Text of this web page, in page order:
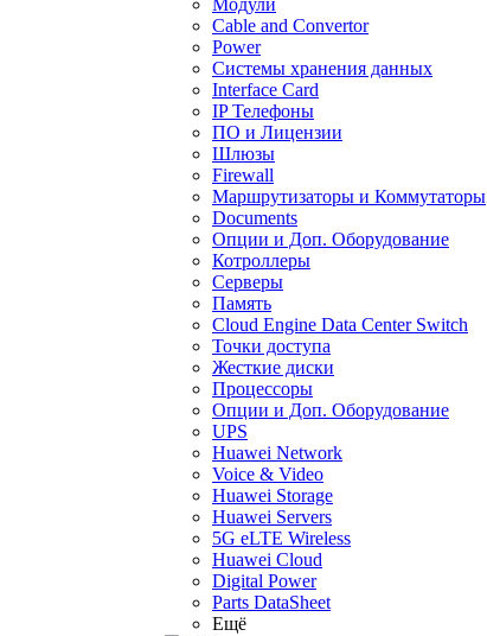
Модули
Cable and Convertor
Power
Системы хранения данных
Interface Card
IP Телефоны
ПО и Лицензии
Шлюзы
Firewall
Маршрутизаторы и Коммутаторы
Documents
Опции и Доп. Оборудование
Котроллеры
Серверы
Память
Cloud Engine Data Center Switch
Точки доступа
Жесткие диски
Процессоры
Опции и Доп. Оборудование
UPS
Huawei Network
Voice & Video
Huawei Storage
Huawei Servers
5G eLTE Wireless
Huawei Cloud
Digital Power
Parts DataSheet
Ещё